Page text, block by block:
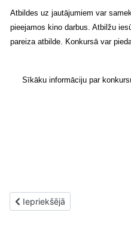
Atbildes uz jautājumiem var
pieejamos kino darbus. Atbilžu
pareiza atbilde. Konkursā var
Sīkāku informāciju par
Iepriekšējais raksts: Meklē
Iepriekšējā